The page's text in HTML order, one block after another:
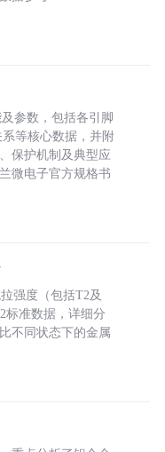
参数，包括各引脚
等核心数据，并附
保护机制及典型应
微电子官方规格书
强度（包括T2及
标准数据，详细分
不同状态下的金属